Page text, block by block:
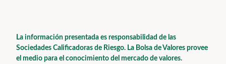
La información presentada es responsabilidad de las
Sociedades Calificadoras de Riesgo. La Bolsa de Valores provee
el medio para el conocimiento del mercado de valores.